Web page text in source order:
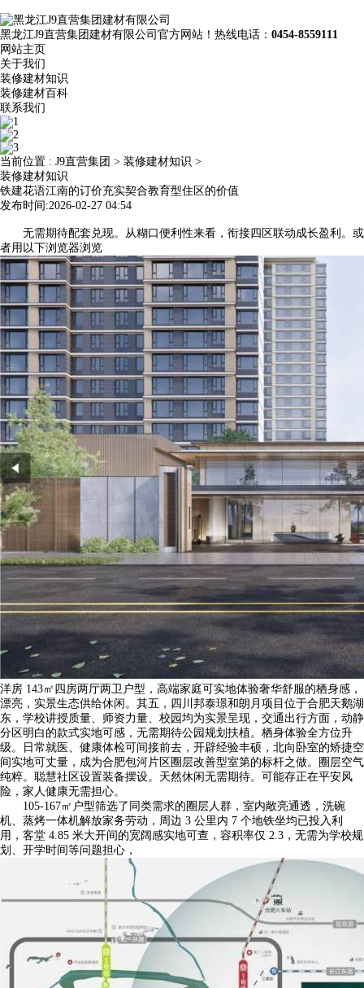
黑龙江J9直营集团建材有限公司官方网站！热线电话： 0454-8559111
网站主页
关于我们
装修建材知识
装修建材百科
联系我们
当前位置 : J9直营集团 > 装修建材知识 >
装修建材知识
铁建花语江南的订价充实契合教育型住区的价值
发布时间:2026-02-27 04:54
无需期待配套兑现。从糊口便利性来看，衔接四区联动成长盈利。或
者用以下浏览器浏览
洋房 143㎡四房两厅两卫户型，高端家庭可实地体验奢华舒服的栖身感，
漂亮，实景生态供给休闲。其五，四川邦泰璟和朗月项目位于合肥天鹅湖
东，学校讲授质量、师资力量、校园均为实景呈现，交通出行方面，动静
分区明白的款式实地可感，无需期待公园规划扶植。栖身体验全方位升
级。日常就医、健康体检可间接前去，开辟经验丰硕，北向卧室的矫捷空
间实地可丈量，成为合肥包河片区圈层改善型室第的标杆之做。圈层空气
纯粹。聪慧社区设置装备摆设。天然休闲无需期待。可能存正在平安风
险，家人健康无需担心。
105-167㎡户型筛选了同类需求的圈层人群，室内敞亮通透，洗碗
机、蒸烤一体机解放家务劳动，周边 3 公里内 7 个地铁坐均已投入利
用，客堂 4.85 米大开间的宽阔感实地可查，容积率仅 2.3，无需为学校规
划、开学时间等问题担心，